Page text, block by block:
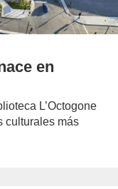
en
L’Octogone
culturales más